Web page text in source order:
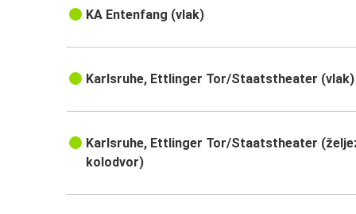
KA Entenfang (vlak)
Karlsruhe, Ettlinger Tor/Staatstheater (vlak)
Karlsruhe, Ettlinger Tor/Staatstheater
kolodvor)